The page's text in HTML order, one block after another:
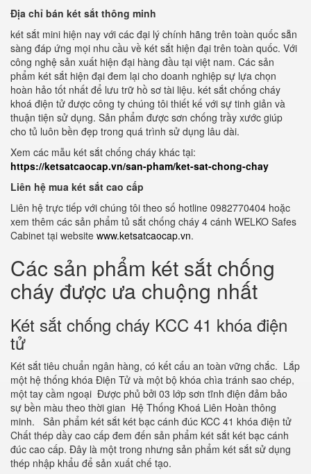
Địa chỉ bán két sắt thông minh
két sắt mini hiện nay với các đại lý chính hãng trên toàn quốc sẵn
sàng đáp ứng mọi nhu cầu về két sắt hiện đại trên toàn quốc. Với
công nghệ sản xuất hiện đại hàng đầu tại việt nam. Các sản
phẩm két sắt hiện đại đem lại cho doanh nghiệp sự lựa chọn
hoàn hảo tốt nhất để lưu trữ hồ sơ tài liệu. két sắt chống cháy
khoá điện tử được công ty chúng tôi thiết kế với sự tinh giản và
thuận tiện sử dụng. Sản phẩm được sơn chống trầy xước giúp
cho tủ luôn bền đẹp trong quá trình sử dụng lâu dài.
Xem các mẫu két sắt chống cháy khác tại:
https://ketsatcaocap.vn/san-pham/ket-sat-chong-chay
Liên hệ mua két sắt cao cấp
Liên hệ trực tiếp với chúng tôi theo số hotline 0982770404 hoặc
xem thêm các sản phẩm tủ sắt chống cháy 4 cánh WELKO Safes
Cabinet tại website www.ketsatcaocap.vn.
Các sản phẩm két sắt chống
cháy được ưa chuộng nhất
Két sắt chống cháy KCC 41 khóa điện
tử
Két sắt tiêu chuẩn ngân hàng, có kết cấu an toàn vững chắc. Lắp
một hệ thống khóa Điện Tử và một bộ khóa chìa tránh sao chép,
một tay cầm ngoại Được phủ bởi 03 lớp sơn tĩnh điện đảm bảo
sự bền màu theo thời gian Hệ Thống Khoá Liên Hoàn thông
minh. Sản phẩm két sắt két bạc cánh đúc KCC 41 khóa điện tử
Chất thép dầy cao cấp đem đến sản phẩm két sắt két bạc cánh
đúc cao cấp. Đây là một trong nhưng sản phẩm két sắt sử dụng
thép nhập khẩu để sản xuất chế tạo.